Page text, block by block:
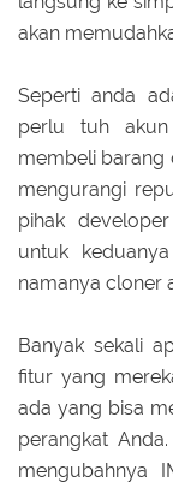
akan
Seperti anda
perlu tuh
membeli barang
mengurangi
pihak
untuk
namanya cloner
Banyak sekali
fitur yang
ada yang bisa
perangkat
mengubahnya